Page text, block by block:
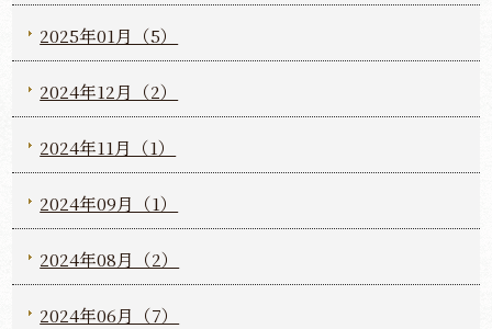
2025年01月（5）
2024年12月（2）
2024年11月（1）
2024年09月（1）
2024年08月（2）
2024年06月（7）